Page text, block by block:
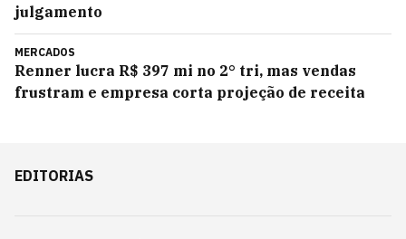
julgamento
MERCADOS
Renner lucra R$ 397 mi no 2° tri, mas vendas
frustram e empresa corta projeção de receita
EDITORIAS